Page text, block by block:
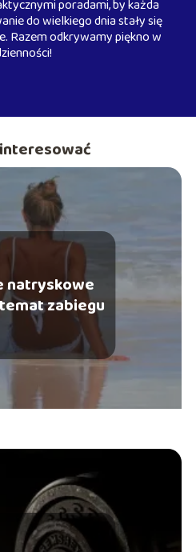
poradami, by każda
do wielkiego dnia stały się
Razem odkrywamy piękno w
natryskowe
zabiegu